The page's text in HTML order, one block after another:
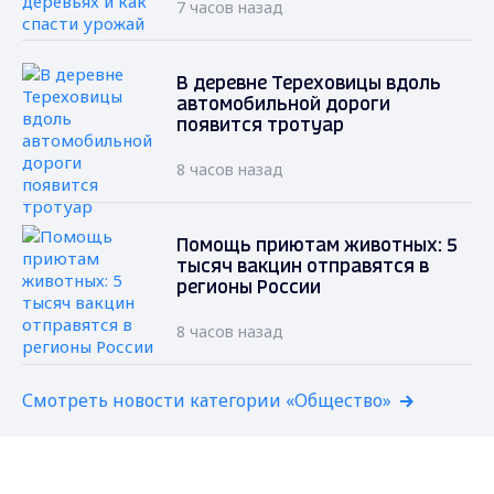
7 часов назад
В деревне Тереховицы вдоль
автомобильной дороги
появится тротуар
8 часов назад
Помощь приютам животных: 5
тысяч вакцин отправятся в
регионы России
8 часов назад
Смотреть новости категории «Общество»